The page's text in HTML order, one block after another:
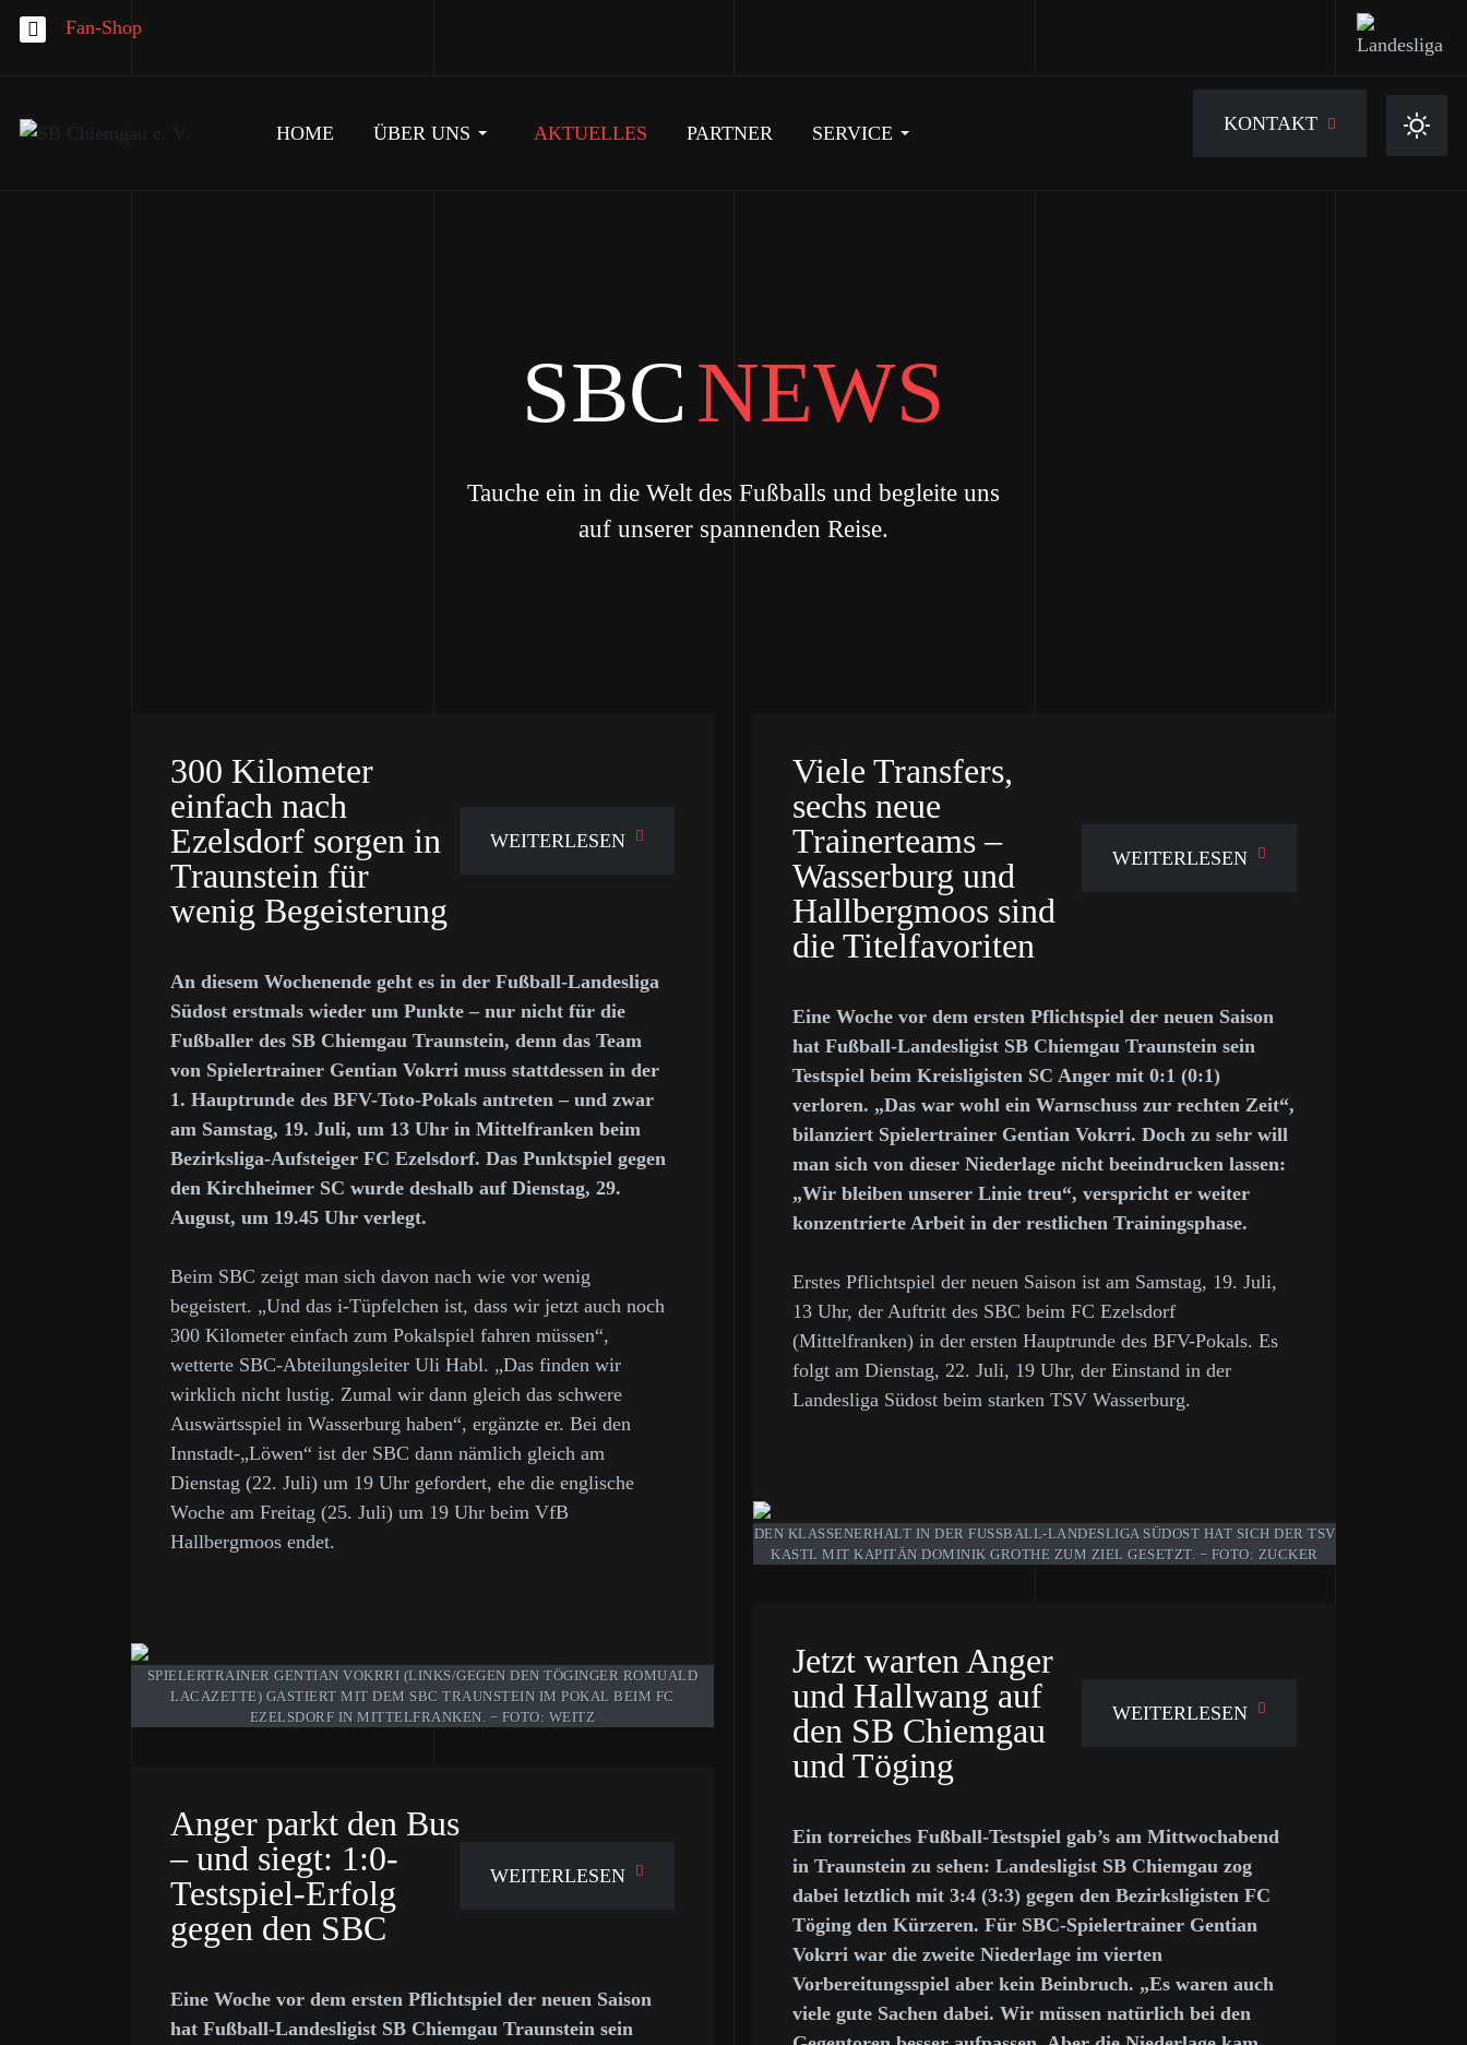
Fan-Shop
HOME ÜBER UNS AKTUELLES PARTNER SERVICE KONTAKT
SBCNEWS
Tauche ein in die Welt des Fußballs und begleite uns
auf unserer spannenden Reise.
300 Kilometer
einfach nach
Ezelsdorf sorgen in
Traunstein für
wenig Begeisterung
WEITERLESEN
An diesem Wochenende geht es in der Fußball-Landesliga
Südost erstmals wieder um Punkte – nur nicht für die
Fußballer des SB Chiemgau Traunstein, denn das Team
von Spielertrainer Gentian Vokrri muss stattdessen in der
1. Hauptrunde des BFV-Toto-Pokals antreten – und zwar
am Samstag, 19. Juli, um 13 Uhr in Mittelfranken beim
Bezirksliga-Aufsteiger FC Ezelsdorf. Das Punktspiel gegen
den Kirchheimer SC wurde deshalb auf Dienstag, 29.
August, um 19.45 Uhr verlegt.
Beim SBC zeigt man sich davon nach wie vor wenig
begeistert. „Und das i-Tüpfelchen ist, dass wir jetzt auch noch
300 Kilometer einfach zum Pokalspiel fahren müssen“,
wetterte SBC-Abteilungsleiter Uli Habl. „Das finden wir
wirklich nicht lustig. Zumal wir dann gleich das schwere
Auswärtsspiel in Wasserburg haben“, ergänzte er. Bei den
Innstadt-„Löwen“ ist der SBC dann nämlich gleich am
Dienstag (22. Juli) um 19 Uhr gefordert, ehe die englische
Woche am Freitag (25. Juli) um 19 Uhr beim VfB
Hallbergmoos endet.
SPIELERTRAINER GENTIAN VOKRRI (LINKS/GEGEN DEN TÖGINGER ROMUALD
LACAZETTE) GASTIERT MIT DEM SBC TRAUNSTEIN IM POKAL BEIM FC
EZELSDORF IN MITTELFRANKEN. − FOTO: WEITZ
Viele Transfers,
sechs neue
Trainerteams –
Wasserburg und
Hallbergmoos sind
die Titelfavoriten
WEITERLESEN
Eine Woche vor dem ersten Pflichtspiel der neuen Saison
hat Fußball-Landesligist SB Chiemgau Traunstein sein
Testspiel beim Kreisligisten SC Anger mit 0:1 (0:1)
verloren. „Das war wohl ein Warnschuss zur rechten Zeit“,
bilanziert Spielertrainer Gentian Vokrri. Doch zu sehr will
man sich von dieser Niederlage nicht beeindrucken lassen:
„Wir bleiben unserer Linie treu“, verspricht er weiter
konzentrierte Arbeit in der restlichen Trainingsphase.
Erstes Pflichtspiel der neuen Saison ist am Samstag, 19. Juli,
13 Uhr, der Auftritt des SBC beim FC Ezelsdorf
(Mittelfranken) in der ersten Hauptrunde des BFV-Pokals. Es
folgt am Dienstag, 22. Juli, 19 Uhr, der Einstand in der
Landesliga Südost beim starken TSV Wasserburg.
DEN KLASSENERHALT IN DER FUSSBALL-LANDESLIGA SÜDOST HAT SICH DER TSV K
ASTL MIT KAPITÄN DOMINIK GROTHE ZUM ZIEL GESETZT. − FOTO: ZUCKER
Anger parkt den Bus
– und siegt: 1:0-
Testspiel-Erfolg
gegen den SBC
WEITERLESEN
Eine Woche vor dem ersten Pflichtspiel der neuen Saison
hat Fußball-Landesligist SB Chiemgau Traunstein sein
Jetzt warten Anger
und Hallwang auf
den SB Chiemgau
und Töging
WEITERLESEN
Ein torreiches Fußball-Testspiel gab’s am Mittwochabend
in Traunstein zu sehen: Landesligist SB Chiemgau zog
dabei letztlich mit 3:4 (3:3) gegen den Bezirksligisten FC
Töging den Kürzeren. Für SBC-Spielertrainer Gentian
Vokrri war die zweite Niederlage im vierten
Vorbereitungsspiel aber kein Beinbruch. „Es waren auch
viele gute Sachen dabei. Wir müssen natürlich bei den